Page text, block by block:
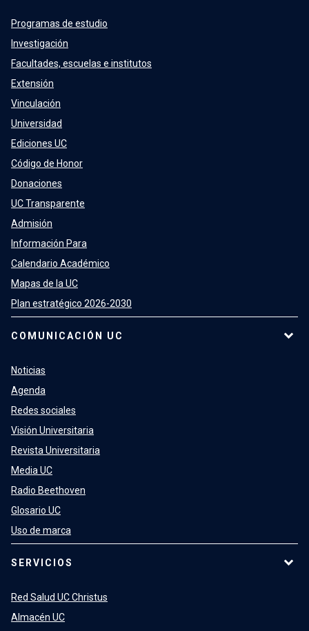
Programas de estudio
Investigación
Facultades, escuelas e institutos
Extensión
Vinculación
Universidad
Ediciones UC
Código de Honor
Donaciones
UC Transparente
Admisión
Información Para
Calendario Académico
Mapas de la UC
Plan estratégico 2026-2030
COMUNICACIÓN UC
Noticias
Agenda
Redes sociales
Visión Universitaria
Revista Universitaria
Media UC
Radio Beethoven
Glosario UC
Uso de marca
SERVICIOS
Red Salud UC Christus
Almacén UC